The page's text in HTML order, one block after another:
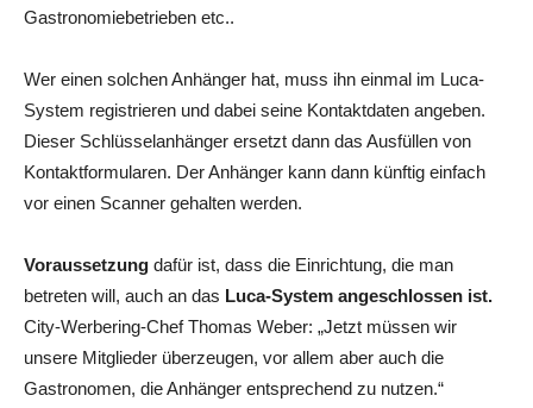
Gastronomiebetrieben etc..
Wer einen solchen Anhänger hat, muss ihn einmal im Luca-
System registrieren und dabei seine Kontaktdaten angeben.
Dieser Schlüsselanhänger ersetzt dann das Ausfüllen von
Kontaktformularen. Der Anhänger kann dann künftig einfach
vor einen Scanner gehalten werden.
Voraussetzung dafür ist, dass die Einrichtung, die man
betreten will, auch an das Luca-System angeschlossen ist.
City-Werbering-Chef Thomas Weber: „Jetzt müssen wir
unsere Mitglieder überzeugen, vor allem aber auch die
Gastronomen, die Anhänger entsprechend zu nutzen.“